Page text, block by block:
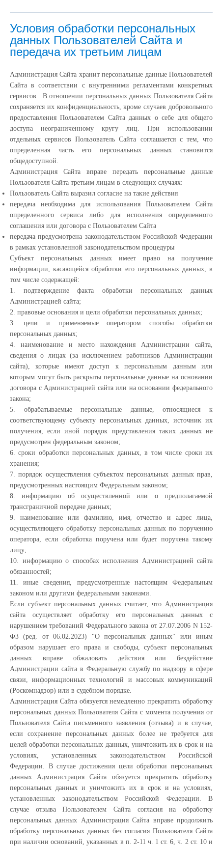
Условия обработки персональных
данных Пользователей Сайта и
передача их третьим лицам
Администрация Сайта хранит персональные данные Пользователей
Сайта в соответствии с внутренними регламентами конкретных
сервисов. В отношении персональных данных Пользователя Сайта
сохраняется их конфиденциальность, кроме случаев добровольного
предоставления Пользователем Сайта данных о себе для общего
доступа неограниченному кругу лиц. При использовании
отдельных сервисов Пользователь Сайта соглашается с тем, что
определенная часть его персональных данных становится
общедоступной.
Администрация Сайта вправе передать персональные данные
Пользователя Сайта третьим лицам в следующих случаях:
Пользователь Сайта выразил согласие на такие действия
передача необходима для использования Пользователем Сайта
определенного сервиса либо для исполнения определенного
соглашения или договора с Пользователем Сайта
передача предусмотрена законодательством Российской Федерации
в рамках установленной законодательством процедуры
Субъект персональных данных имеет право на получение
информации, касающейся обработки его персональных данных, в
том числе содержащей:
1. подтверждение факта обработки персональных данных
Администрацией сайта;
2. правовые основания и цели обработки персональных данных;
3. цели и применяемые оператором способы обработки
персональных данных;
4. наименование и место нахождения Администрации сайта,
сведения о лицах (за исключением работников Администрации
сайта), которые имеют доступ к персональным данным или
которым могут быть раскрыты персональные данные на основании
договора с Администрацией сайта или на основании федерального
закона;
5. обрабатываемые персональные данные, относящиеся к
соответствующему субъекту персональных данных, источник их
получения, если иной порядок представления таких данных не
предусмотрен федеральным законом;
6. сроки обработки персональных данных, в том числе сроки их
хранения;
7. порядок осуществления субъектом персональных данных прав,
предусмотренных настоящим Федеральным законом;
8. информацию об осуществленной или о предполагаемой
трансграничной передаче данных;
9. наименование или фамилию, имя, отчество и адрес лица,
осуществляющего обработку персональных данных по поручению
оператора, если обработка поручена или будет поручена такому
лицу;
10. информацию о способах исполнения Администрацией сайта
обязанностей;
11. иные сведения, предусмотренные настоящим Федеральным
законом или другими федеральными законами.
Если субъект персональных данных считает, что Администрация
сайта осуществляет обработку его персональных данных с
нарушением требований Федерального закона от 27.07.2006 N 152-
ФЗ (ред. от 06.02.2023) "О персональных данных" или иным
образом нарушает его права и свободы, субъект персональных
данных вправе обжаловать действия или бездействие
Администрации сайта в Федеральную службу по надзору в сфере
связи, информационных технологий и массовых коммуникаций
(Роскомнадзор) или в судебном порядке.
Администрация Сайта обязуется немедленно прекратить обработку
персональных данных Пользователя Сайта с момента получения от
Пользователя Сайта письменного заявления (отзыва) и в случае,
если сохранение персональных данных более не требуется для
целей обработки персональных данных, уничтожить их в срок и на
условиях, установленных законодательством Российской
Федерации. В случае достижения цели обработки персональных
данных Администрация Сайта обязуется прекратить обработку
персональных данных и уничтожить их в срок и на условиях,
установленных законодательством Российской Федерации. В
случае отзыва Пользователем Сайта согласия на обработку
персональных данных Администрация Сайта вправе продолжить
обработку персональных данных без согласия Пользователя Сайта
при наличии оснований, указанных в п. 2-11 ч. 1 ст. 6, ч. 2 ст. 10 и